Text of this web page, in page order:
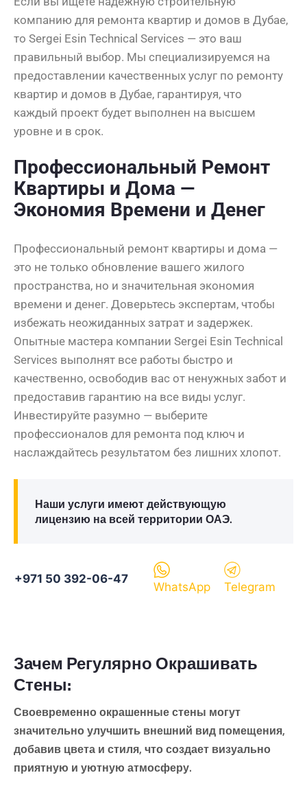
компанию для ремонта квартир и домов в Дубае,
то Sergei Esin Technical Services — это ваш
правильный выбор. Мы специализируемся на
предоставлении качественных услуг по ремонту
квартир и домов в Дубае, гарантируя, что
каждый проект будет выполнен на высшем
уровне и в срок.
Профессиональный Ремонт
Квартиры и Дома —
Экономия Времени и Денег
Профессиональный ремонт квартиры и дома —
это не только обновление вашего жилого
пространства, но и значительная экономия
времени и денег. Доверьтесь экспертам, чтобы
избежать неожиданных затрат и задержек.
Опытные мастера компании Sergei Esin Technical
Services выполнят все работы быстро и
качественно, освободив вас от ненужных забот и
предоставив гарантию на все виды услуг.
Инвестируйте разумно — выберите
профессионалов для ремонта под ключ и
наслаждайтесь результатом без лишних хлопот.
Наши услуги имеют действующую
лицензию на всей территории ОАЭ.
+971 50 392-06-47
WhatsApp Telegram
Зачем Регулярно Окрашивать
Стены:
Своевременно окрашенные стены могут
значительно улучшить внешний вид помещения,
добавив цвета и стиля, что создает визуально
приятную и уютную атмосферу.